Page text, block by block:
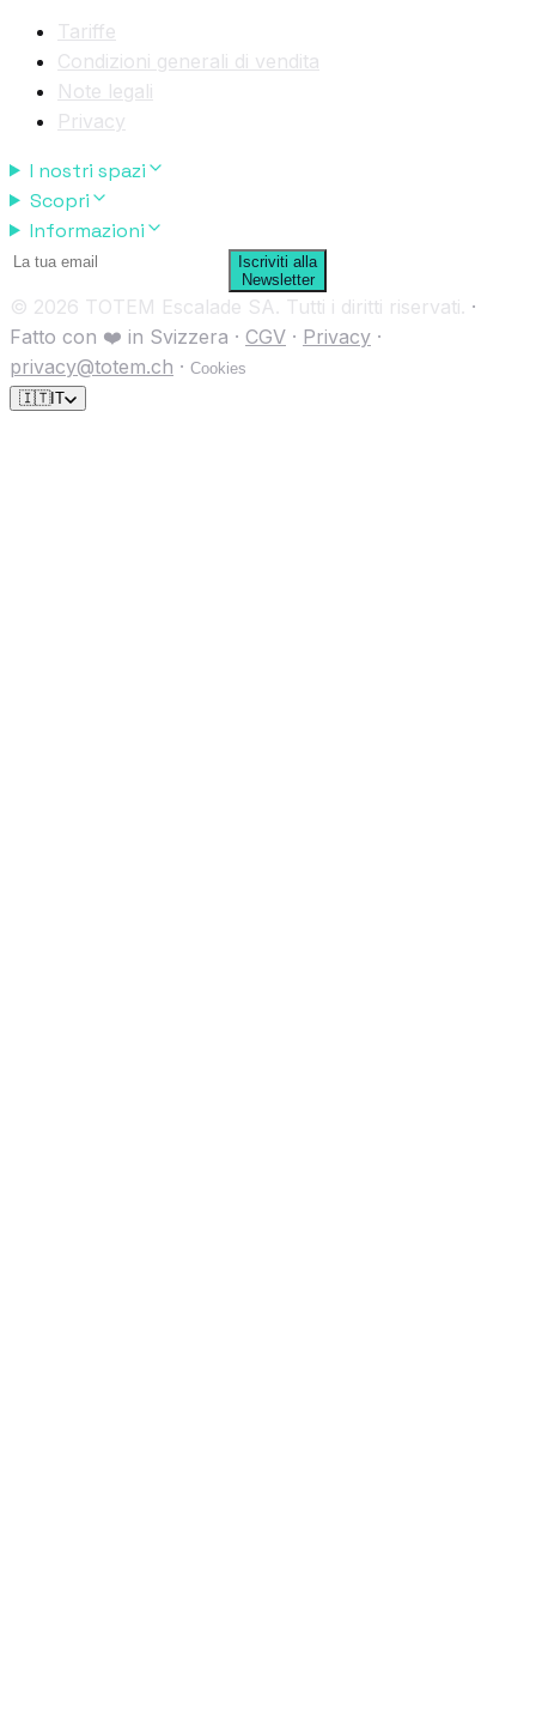
Tariffe
Condizioni generali di vendita
Note legali
Privacy
I nostri spazi
Scopri
Informazioni
Iscriviti alla
Newsletter
© 2026 TOTEM Escalade SA. Tutti i diritti riservati. ·
Fatto con ❤️ in Svizzera · CGV · Privacy ·
privacy@totem.ch · Cookies
🇮🇹IT